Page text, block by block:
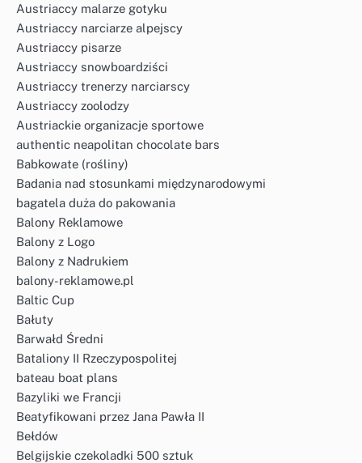
Austriaccy malarze gotyku
Austriaccy narciarze alpejscy
Austriaccy pisarze
Austriaccy snowboardziści
Austriaccy trenerzy narciarscy
Austriaccy zoolodzy
Austriackie organizacje sportowe
authentic neapolitan chocolate bars
Babkowate (rośliny)
Badania nad stosunkami międzynarodowymi
bagatela duża do pakowania
Balony Reklamowe
Balony z Logo
Balony z Nadrukiem
balony-reklamowe.pl
Baltic Cup
Bałuty
Barwałd Średni
Bataliony II Rzeczypospolitej
bateau boat plans
Bazyliki we Francji
Beatyfikowani przez Jana Pawła II
Bełdów
Belgijskie czekoladki 500 sztuk